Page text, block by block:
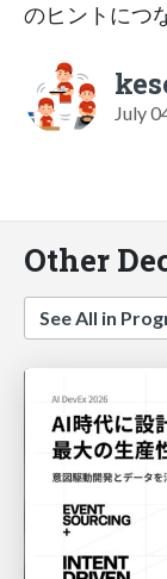
のヒントにつ
July
Other
See All in